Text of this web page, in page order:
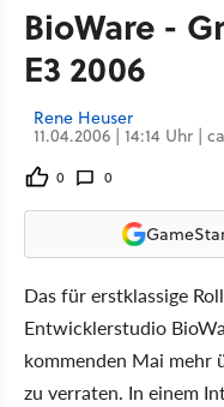
BioWare -
E3 2006
Rene Heuser
11.04.2006 | 14:14 Uhr |
0 0
Das für erstklassige
Entwicklerstudio
kommenden Mai mehr
zu verraten. In einem